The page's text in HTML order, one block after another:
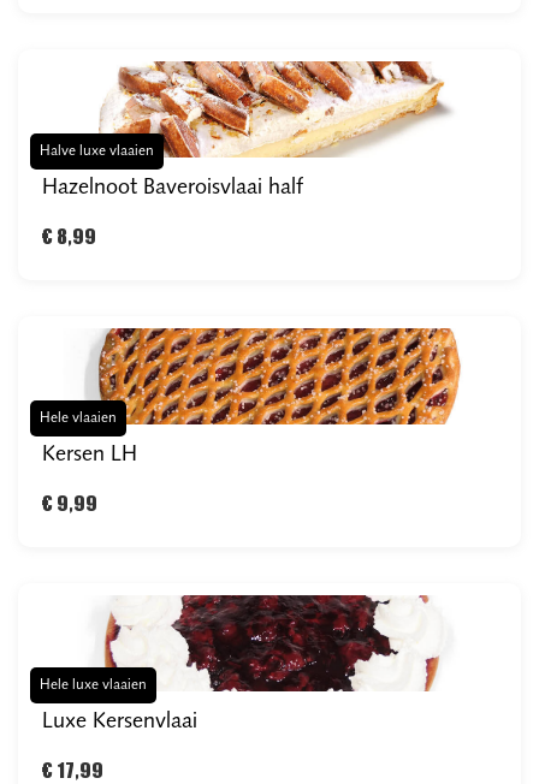
Halve luxe vlaaien
Hazelnoot Baveroisvlaai half
€ 8,99
Hele vlaaien
Kersen LH
€ 9,99
Hele luxe vlaaien
Luxe Kersenvlaai
€ 17,99